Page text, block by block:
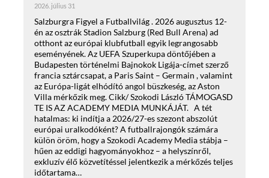
2026. július 31
Salzburgra Figyel a Futballvilág . 2026 augusztus 12-
én az osztrák Stadion Salzburg (Red Bull Arena) ad
otthont az európai klubfutball egyik legrangosabb
eseményének. Az UEFA Szuperkupa döntőjében a
Budapesten történelmi Bajnokok Ligája-címet szerző
francia sztárcsapat, a Paris Saint – Germain , valamint
az Európa-ligát elhódító angol büszkeség, az Aston
Villa mérkőzik meg. Cikk/ Szokodi László TÁMOGASD
TE IS AZ ACADEMY MEDIA MUNKÁJÁT. A tét
hatalmas: ki indítja a 2026/27-es szezont abszolút
európai uralkodóként? A futballrajongók számára
külön öröm, hogy a Szokodi Academy Media stábja –
hűen az eddigi hagyományokhoz – a helyszínről,
exkluzív élő közvetítéssel jelentkezik a mérkőzés teljes
időtartama…